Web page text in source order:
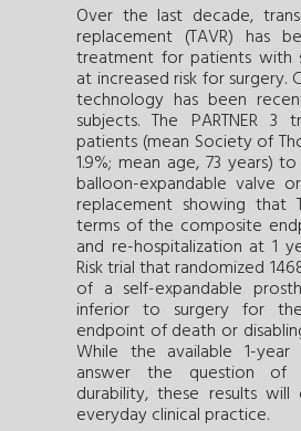
Over the last decade,
replacement (TAVR) has
treatment for patients with
at increased risk for surgery.
technology has been
subjects. The PARTNER 3
patients (mean Society of
1.9%; mean age, 73 years)
balloon-expandable valve
replacement showing that
terms of the composite
and re-hospitalization at 1
Risk trial that randomized
of a self-expandable
inferior to surgery for
endpoint of death or
While the available 1-
answer the question of
durability, these results
everyday clinical practice.